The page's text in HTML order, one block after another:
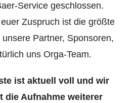
Service geschlossen.
Zuspruch ist die größte
Partner, Sponsoren,
uns Orga-Team.
ist aktuell voll und wir
die Aufnahme weiterer